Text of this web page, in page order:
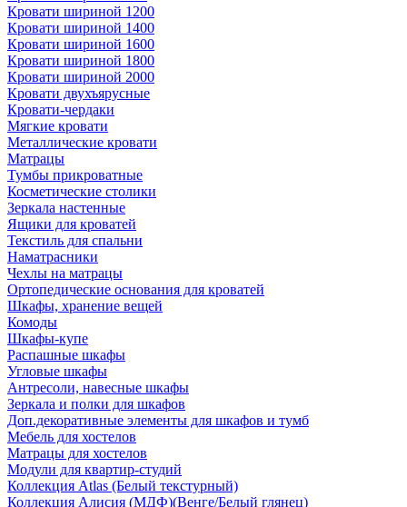
Кровати шириной 1200
Кровати шириной 1400
Кровати шириной 1600
Кровати шириной 1800
Кровати шириной 2000
Кровати двухъярусные
Кровати-чердаки
Мягкие кровати
Металлические кровати
Матрацы
Тумбы прикроватные
Косметические столики
Зеркала настенные
Ящики для кроватей
Текстиль для спальни
Наматрасники
Чехлы на матрацы
Ортопедические основания для кроватей
Шкафы, хранение вещей
Комоды
Шкафы-купе
Распашные шкафы
Угловые шкафы
Антресоли, навесные шкафы
Зеркала и полки для шкафов
Доп.декоративные элементы для шкафов и тумб
Мебель для хостелов
Матрацы для хостелов
Модули для квартир-студий
Коллекция Atlas (Белый текстурный)
Коллекция Алисия (МДФ)(Венге/Белый глянец)